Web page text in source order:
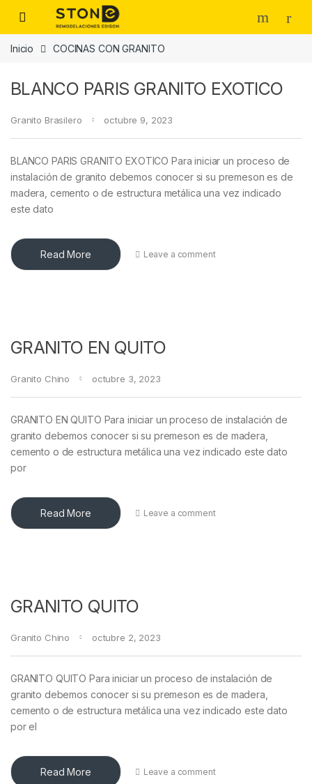
Skip to navigation
Skip to content
Inicio COCINAS CON GRANITO
BLANCO PARIS GRANITO EXOTICO
Granito Brasilero octubre 9, 2023
BLANCO PARIS GRANITO EXOTICO Para iniciar un proceso de
instalación de granito debemos conocer si su premeson es de
madera, cemento o de estructura metálica una vez indicado
este dato
Read More Leave a comment
GRANITO EN QUITO
Granito Chino octubre 3, 2023
GRANITO EN QUITO Para iniciar un proceso de instalación de
granito debemos conocer si su premeson es de madera,
cemento o de estructura metálica una vez indicado este dato
por
Read More Leave a comment
GRANITO QUITO
Granito Chino octubre 2, 2023
GRANITO QUITO Para iniciar un proceso de instalación de
granito debemos conocer si su premeson es de madera,
cemento o de estructura metálica una vez indicado este dato
por el
Read More Leave a comment